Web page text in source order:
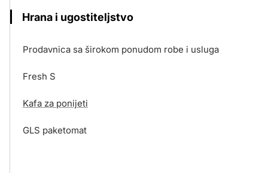
Hrana i ugostiteljstvo
Prodavnica sa širokom ponudom robe i usluga
Fresh S
Kafa za ponijeti
GLS paketomat